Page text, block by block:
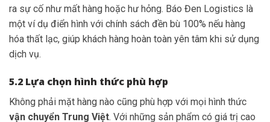
ra sự cố như mất hàng hoặc hư hỏng. Báo Đen Logistics là
một ví dụ điển hình với chính sách đền bù 100% nếu hàng
hóa thất lạc, giúp khách hàng hoàn toàn yên tâm khi sử dụng
dịch vụ.
5.2 Lựa chọn hình thức phù hợp
Không phải mặt hàng nào cũng phù hợp với mọi hình thức
vận chuyển Trung Việt. Với những sản phẩm có giá trị cao